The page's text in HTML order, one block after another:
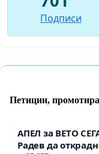
Създаване на
при които
престанат да
нашата
Подписи
Петиции,
АПЕЛ за ВЕТО
Радев да